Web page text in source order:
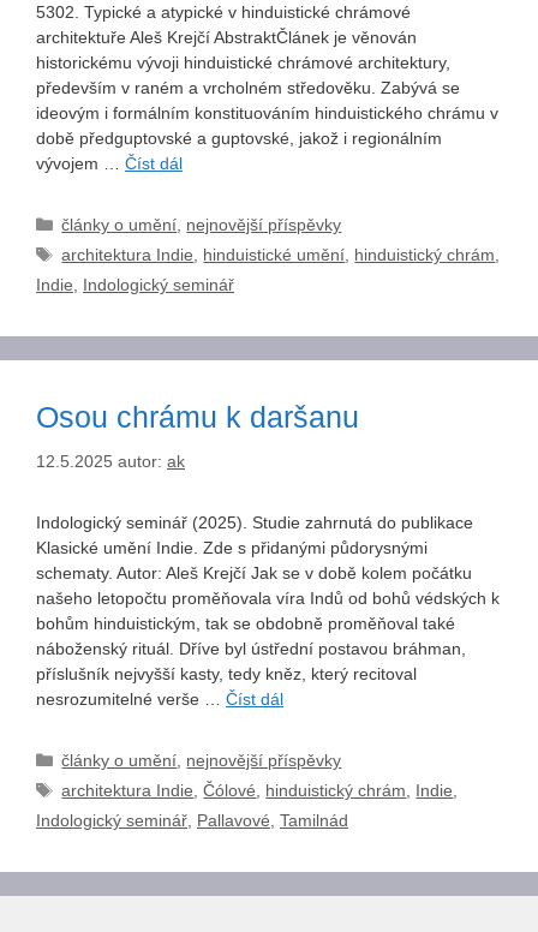
5302. Typické a atypické v hinduistické chrámové
architektuře Aleš Krejčí AbstraktČlánek je věnován
historickému vývoji hinduistické chrámové architektury,
především v raném a vrcholném středověku. Zabývá se
ideovým i formálním konstituováním hinduistického chrámu v
době předguptovské a guptovské, jakož i regionálním
vývojem … Číst dál
Rubriky
články o umění, nejnovější příspěvky
Štítky
architektura Indie, hinduistické umění, hinduistický chrám,
Indie, Indologický seminář
Osou chrámu k daršanu
12.5.2025 autor: ak
Indologický seminář (2025). Studie zahrnutá do publikace
Klasické umění Indie. Zde s přidanými půdorysnými
schematy. Autor: Aleš Krejčí Jak se v době kolem počátku
našeho letopočtu proměňovala víra Indů od bohů védských k
bohům hinduistickým, tak se obdobně proměňoval také
náboženský rituál. Dříve byl ústřední postavou bráhman,
příslušník nejvyšší kasty, tedy kněz, který recitoval
nesrozumitelné verše … Číst dál
Rubriky
články o umění, nejnovější příspěvky
Štítky
architektura Indie,Čólové, hinduistický chrám, Indie,
Indologický seminář, Pallavové, Tamilnád